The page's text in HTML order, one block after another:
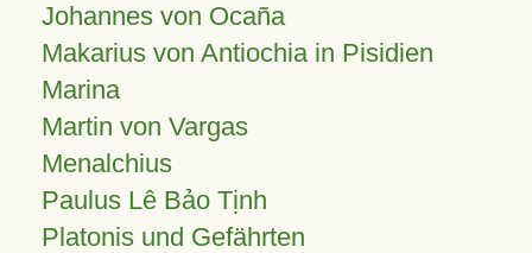
Johannes von Ocaña
Makarius von Antiochia in Pisidien
Marina
Martin von Vargas
Menalchius
Paulus Lê Bảo Tịnh
Platonis und Gefährten